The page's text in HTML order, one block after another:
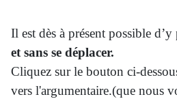
Il est dès à présent possible
et sans se déplacer.
Cliquez sur le bouton ci-
vers l'argumentaire.(que nous